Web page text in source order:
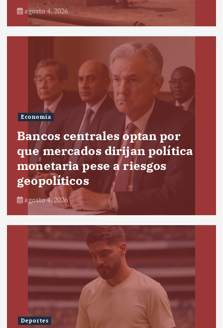
agosto 4, 2026
Economía
Bancos centrales optan por
que mercados dirijan política
monetaria pese a riesgos
geopolíticos
agosto 4, 2026
Deportes